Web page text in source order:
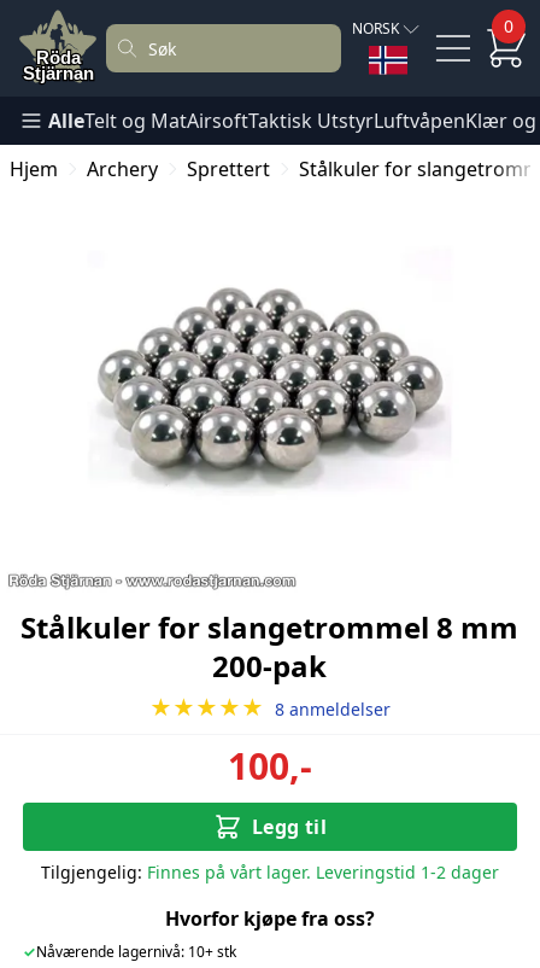
NORSK 0
AlleTelt og MatAirsoftTaktisk UtstyrLuftvåpenKlær
Hjem
Archery Sprettert Stålkuler for
Stålkuler for slangetrommel 8 mm
200-pak
★★★★★ 8 anmeldelser
100,-
Legg til
Tilgjengelig: Finnes på vårt lager. Leveringstid 1-2 dager
Hvorfor kjøpe fra oss?
✓Nåværende lagernivå: 10+ stk